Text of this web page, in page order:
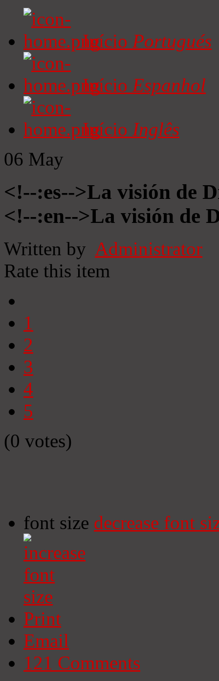
Início Portugués
Início Espanhol
Início Inglês
06 May
<!--:es-->La visión de
<!--:en-->La visión de
Written by Administrator
Rate this item
1
2
3
4
5
(0 votes)
font size decrease font
Print
Email
121 Comments